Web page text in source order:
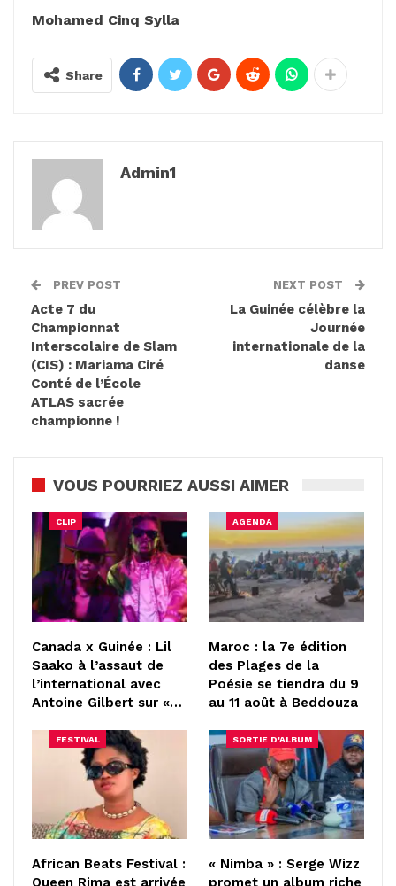
Mohamed Cinq Sylla
Share
Admin1
PREV POST
Acte 7 du
Championnat
Interscolaire de Slam
(CIS) : Mariama Ciré
Conté de l’École
ATLAS sacrée
championne !
NEXT POST
La Guinée célèbre la
Journée
internationale de la
danse
VOUS POURRIEZ AUSSI AIMER
CLIP
Canada x Guinée : Lil
Saako à l’assaut de
l’international avec
Antoine Gilbert sur «…
AGENDA
Maroc : la 7e édition
des Plages de la
Poésie se tiendra du 9
au 11 août à Beddouza
FESTIVAL
African Beats Festival :
Queen Rima est arrivée
SORTIE D'ALBUM
« Nimba » : Serge Wizz
promet un album riche